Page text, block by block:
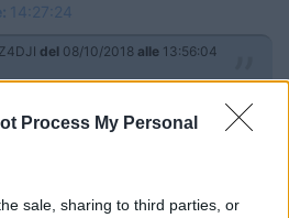
Process My Personal
sale, sharing to third parties, or
14:27:24
del 08/10/2018 alle 13:56:04
migliorato componenti ad blue tipo
che per quanto visto